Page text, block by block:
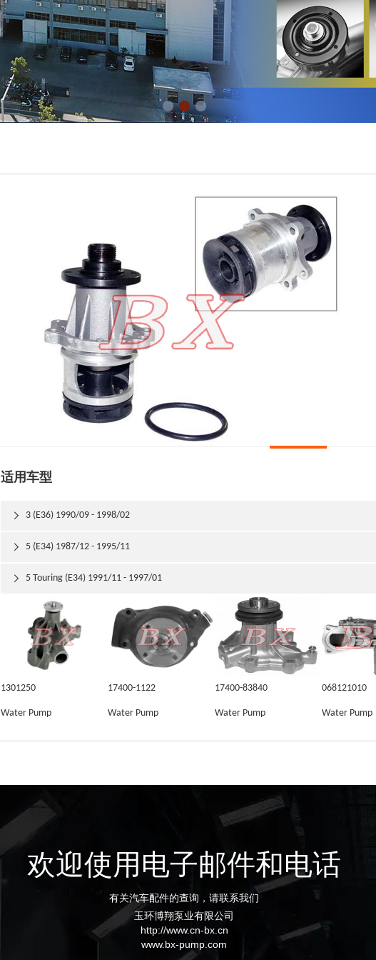
适用车型
3 (E36) 1990/09 - 1998/02

5 (E34) 1987/12 - 1995/11

5 Touring (E34) 1991/11 - 1997/01

1301250
Water Pump
17400-1122
Water Pump
17400-83840
Water Pump
068121010
Water Pump
欢迎使用电子邮件和电话
有关汽车配件的查询，请联系我们
玉环博翔泵业有限公司
http://www.cn-bx.cn
www.bx-pump.com